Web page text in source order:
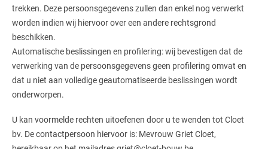
trekken. Deze persoonsgegevens zullen dan enkel nog verwerkt
worden indien wij hiervoor over een andere rechtsgrond
beschikken.
Automatische beslissingen en profilering: wij bevestigen dat de
verwerking van de persoonsgegevens geen profilering omvat en
dat u niet aan volledige geautomatiseerde beslissingen wordt
onderworpen.
U kan voormelde rechten uitoefenen door u te wenden tot Cloet
bv. De contactpersoon hiervoor is: Mevrouw Griet Cloet,